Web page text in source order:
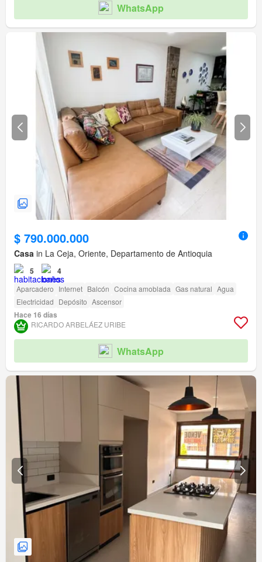
WhatsApp
$ 790.000.000
Casa in La Ceja, Oriente, Departamento de Antioquia
5 4
Aparcadero Internet Balcón Cocina amoblada Gas natural Agua
Electricidad Depósito Ascensor
Hace 16 días
RICARDO ARBELÁEZ URIBE
WhatsApp